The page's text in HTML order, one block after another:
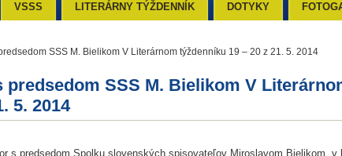
SSS M. Bielikom V Literárnom týždenníku 19 – 20 z 21. 5. 2014
predsedom SSS M. Bielikom V
5. 2014
s predsedom Spolku slovenských spisovateľov Miroslavom Bielikom, v
VSSS LITERÁRNY TÝŽDENNÍK DOTYKY